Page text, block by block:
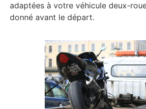
adaptées à votre véhicule deux-
donné avant le départ.